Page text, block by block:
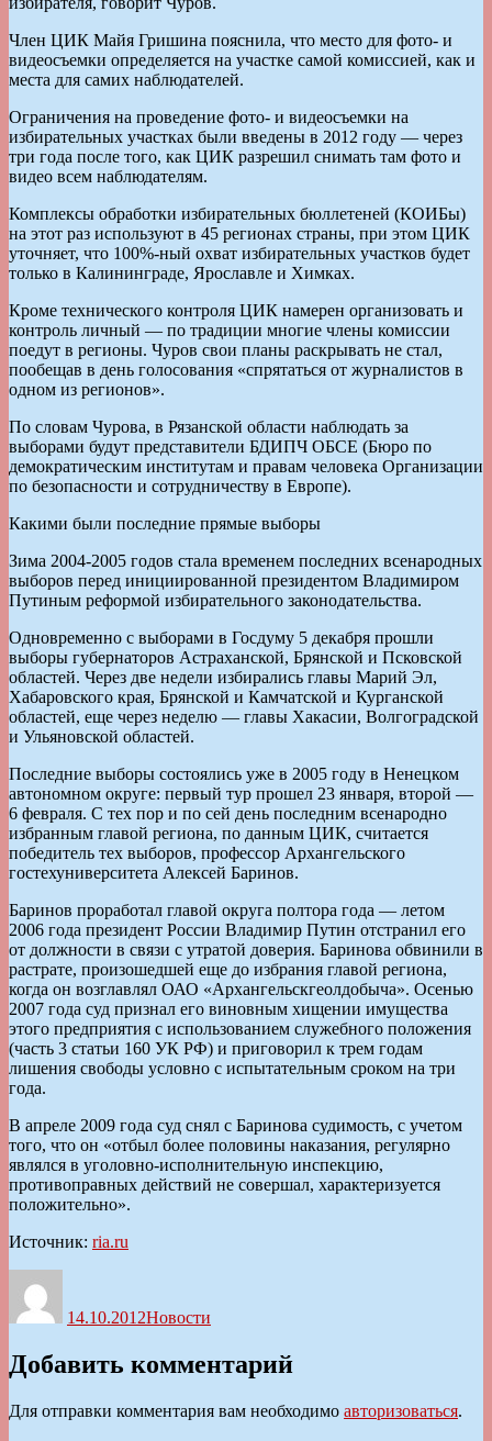
Член ЦИК Майя Гришина пояснила, что место для фото- и
видеосъемки определяется на участке самой комиссией, как и
места для самих наблюдателей.
Ограничения на проведение фото- и видеосъемки на
избирательных участках были введены в 2012 году — через
три года после того, как ЦИК разрешил снимать там фото и
видео всем наблюдателям.
Комплексы обработки избирательных бюллетеней (КОИБы)
на этот раз используют в 45 регионах страны, при этом ЦИК
уточняет, что 100%-ный охват избирательных участков будет
только в Калининграде, Ярославле и Химках.
Кроме технического контроля ЦИК намерен организовать и
контроль личный — по традиции многие члены комиссии
поедут в регионы. Чуров свои планы раскрывать не стал,
пообещав в день голосования «спрятаться от журналистов в
одном из регионов».
По словам Чурова, в Рязанской области наблюдать за
выборами будут представители БДИПЧ ОБСЕ (Бюро по
демократическим институтам и правам человека Организации
по безопасности и сотрудничеству в Европе).
Какими были последние прямые выборы
Зима 2004-2005 годов стала временем последних всенародных
выборов перед инициированной президентом Владимиром
Путиным реформой избирательного законодательства.
Одновременно с выборами в Госдуму 5 декабря прошли
выборы губернаторов Астраханской, Брянской и Псковской
областей. Через две недели избирались главы Марий Эл,
Хабаровского края, Брянской и Камчатской и Курганской
областей, еще через неделю — главы Хакасии, Волгоградской
и Ульяновской областей.
Последние выборы состоялись уже в 2005 году в Ненецком
автономном округе: первый тур прошел 23 января, второй —
6 февраля. С тех пор и по сей день последним всенародно
избранным главой региона, по данным ЦИК, считается
победитель тех выборов, профессор Архангельского
гостехуниверситета Алексей Баринов.
Баринов проработал главой округа полтора года — летом
2006 года президент России Владимир Путин отстранил его
от должности в связи с утратой доверия. Баринова обвинили в
растрате, произошедшей еще до избрания главой региона,
когда он возглавлял ОАО «Архангельскгеолдобыча». Осенью
2007 года суд признал его виновным хищении имущества
этого предприятия с использованием служебного положения
(часть 3 статьи 160 УК РФ) и приговорил к трем годам
лишения свободы условно с испытательным сроком на три
года.
В апреле 2009 года суд снял с Баринова судимость, с учетом
того, что он «отбыл более половины наказания, регулярно
являлся в уголовно-исполнительную инспекцию,
противоправных действий не совершал, характеризуется
положительно».
Источник: ria.ru
14.10.2012Новости
Добавить комментарий
Для отправки комментария вам необходимо авторизоваться.